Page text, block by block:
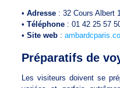
• Adresse: 32 Cours Albert
• Téléphone: 01 42 25 57
• Site web:
Préparatifs de
Les visiteurs doivent se